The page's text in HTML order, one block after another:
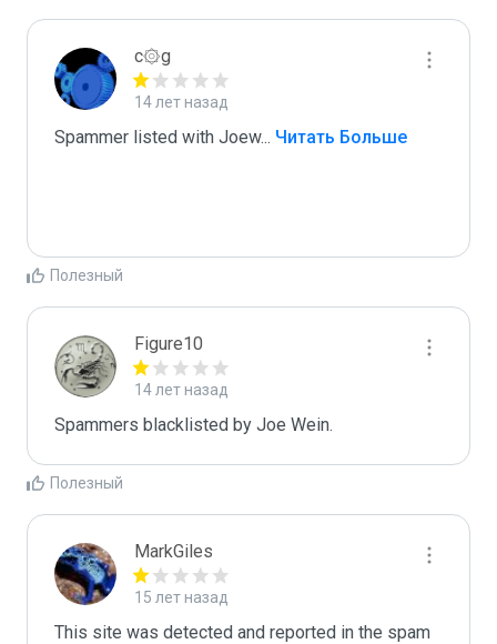
c۞g
14 лет назад
Spammer listed with Joew... Читать Больше
Полезный
Figure10
14 лет назад
Spammers blacklisted by Joe Wein.
Полезный
MarkGiles
15 лет назад
This site was detected and reported in the spam